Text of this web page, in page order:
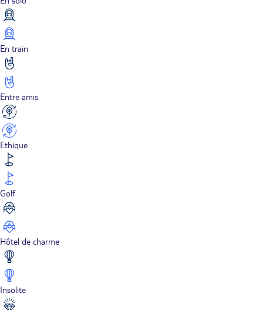
En train
Entre amis
Ethique
Golf
Hôtel de charme
Insolite